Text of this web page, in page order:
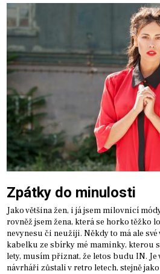
Zpátky do minulosti
Jako většina žen, i já jsem milovnicí
rovněž jsem žena, která se horko těžko
nevynesu či neužiji. Někdy to má ale
kabelku ze sbírky mé maminky, kterou
lety, musím přiznat, že letos budu IN. Je
návrháři zůstali v retro letech, stejně